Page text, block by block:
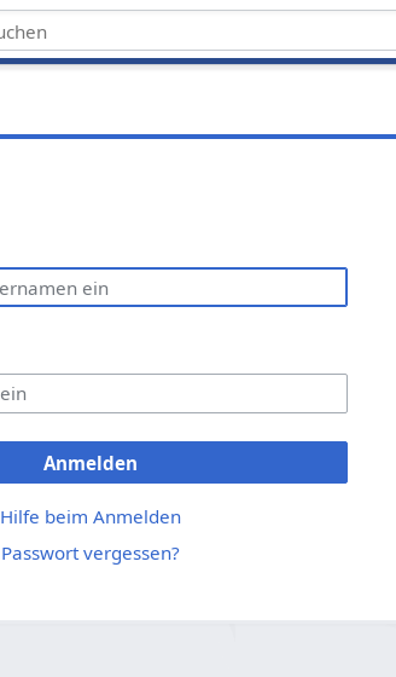
Anmelden
Hilfe beim Anmelden
Passwort vergessen?